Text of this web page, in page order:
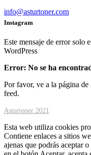
info@asturtoner.com
Instagram
Este mensaje de error solo
WordPress
Error: No se ha
Por favor, ve a la página de
feed.
Asturtoner 2021
Esta web utiliza cookies
Contiene enlaces a sitios
ajenas que podrás aceptar